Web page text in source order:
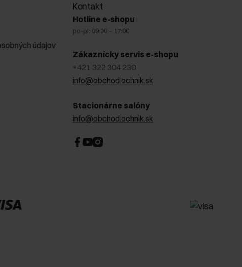
údajov
Kontakt
Hotline e-shopu
po-pi: 09:00 – 17:00
Zákaznícky servis e-shopu
+421 322 304 230
info@obchod.ochnik.sk
Stacionárne salóny
info@obchod.ochnik.sk